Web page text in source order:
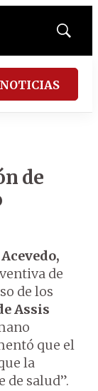
Mostrar
de
de
de los
Assis
que el
la
de salud”.